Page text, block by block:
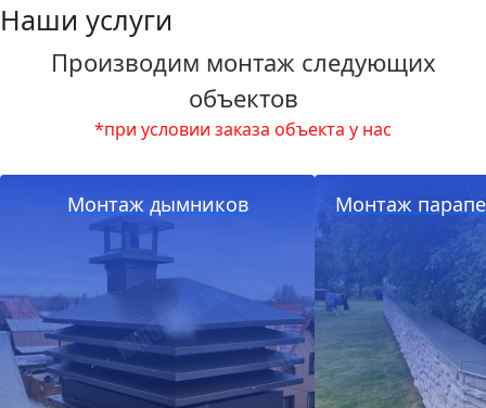
Наши услуги
Производим монтаж следующих
объектов
*при условии заказа объекта у нас
Монтаж дымников Монтаж